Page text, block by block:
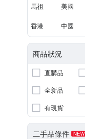
馬祖 美國
香港 中國
商品狀況
直購品
全新品
有現貨
二手品條件 NEW